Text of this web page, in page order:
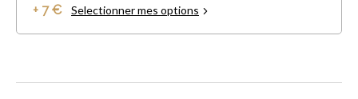
+ 7 € Selectionner mes options